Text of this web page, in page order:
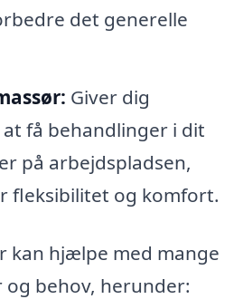
det generelle
Giver dig
få behandlinger i dit
på arbejdspladsen,
fleksibilitet og komfort.
kan hjælpe med mange
behov, herunder: